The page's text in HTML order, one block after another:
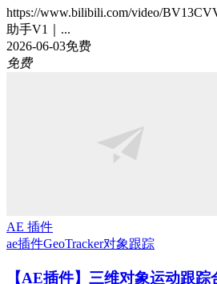
https://www.bilibili.com/video/
助手V1｜...
2026-06-03免费
免费
AE 插件
ae插件GeoTracker对象跟踪
【AE插件】三维对象运动跟